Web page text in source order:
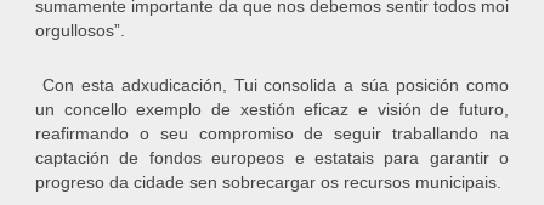
sumamente importante da que nos debemos sentir todos moi
orgullosos”.
Con esta adxudicación, Tui consolida a súa posición como
un concello exemplo de xestión eficaz e visión de futuro,
reafirmando o seu compromiso de seguir traballando na
captación de fondos europeos e estatais para garantir o
progreso da cidade sen sobrecargar os recursos municipais.